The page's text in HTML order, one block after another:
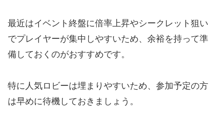
最近はイベント終盤に倍率上昇やシークレット狙い
でプレイヤーが集中しやすいため、余裕を持って準
備しておくのがおすすめです。
特に人気ロビーは埋まりやすいため、参加予定の方
は早めに待機しておきましょう。